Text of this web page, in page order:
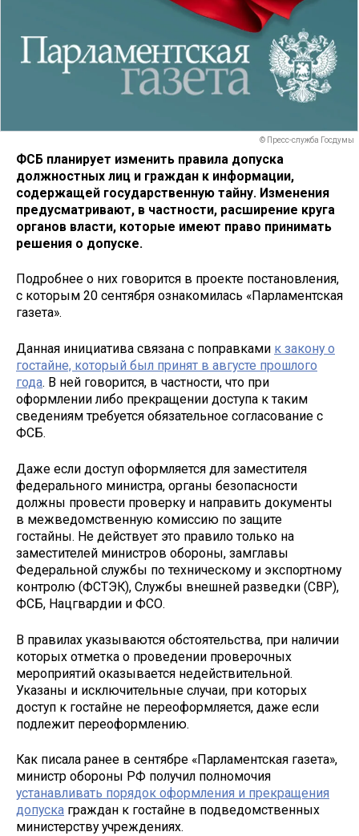
© Пресс-служба Госдумы
ФСБ планирует изменить правила допуска
должностных лиц и граждан к информации,
содержащей государственную тайну. Изменения
предусматривают, в частности, расширение круга
органов власти, которые имеют право принимать
решения о допуске.
Подробнее о них говорится в проекте постановления,
с которым 20 сентября ознакомилась «Парламентская
газета».
Данная инициатива связана с поправками к закону о
гостайне, который был принят в августе прошлого
года. В ней говорится, в частности, что при
оформлении либо прекращении доступа к таким
сведениям требуется обязательное согласование с
ФСБ.
Даже если доступ оформляется для заместителя
федерального министра, органы безопасности
должны провести проверку и направить документы
в межведомственную комиссию по защите
гостайны. Не действует это правило только на
заместителей министров обороны, замглавы
Федеральной службы по техническому и экспортному
контролю (ФСТЭК), Службы внешней разведки (СВР),
ФСБ, Нацгвардии и ФСО.
В правилах указываются обстоятельства, при наличии
которых отметка о проведении проверочных
мероприятий оказывается недействительной.
Указаны и исключительные случаи, при которых
доступ к гостайне не переоформляется, даже если
подлежит переоформлению.
Как писала ранее в сентябре «Парламентская газета»,
министр обороны РФ получил полномочия
устанавливать порядок оформления и прекращения
допуска граждан к гостайне в подведомственных
министерству учреждениях.